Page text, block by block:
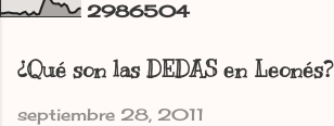
2986504
¿Qué son las DEDAS en Leonés?
septiembre 28, 2011